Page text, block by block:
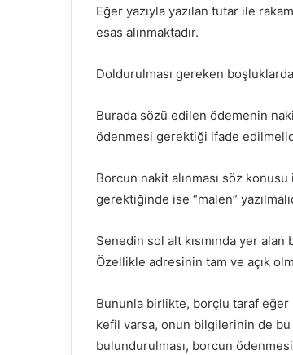
Eğer yazıyla yazılan tutar ile
esas alınmaktadır.
Doldurulması gereken
Burada sözü edilen ödemenin
ödenmesi gerektiği ifade
Borcun nakit alınması söz konusu
gerektiğinde ise “malen”
Senedin sol alt kısmında yer
Özellikle adresinin tam ve açık
Bununla birlikte, borçlu taraf eğer
kefil varsa, onun bilgilerinin de
bulundurulması, borcun